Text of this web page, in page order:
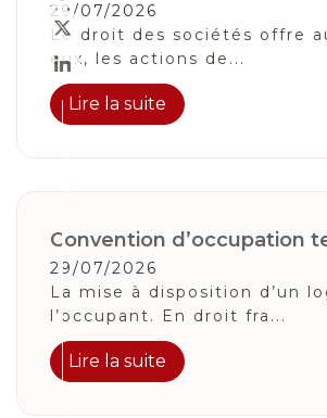
29/07/2026
Le droit des sociétés offre
eux, les actions de...
Lire la suite
Convention d’occupation
29/07/2026
La mise à disposition d’un
l’occupant. En droit fra...
Lire la suite